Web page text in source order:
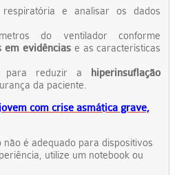
e analisar os dados
do ventilador conforme
em evidências e as características
para reduzir a hiperinsuflação
da paciente.
com crise asmática grave,
é adequado para dispositivos
utilize um notebook ou